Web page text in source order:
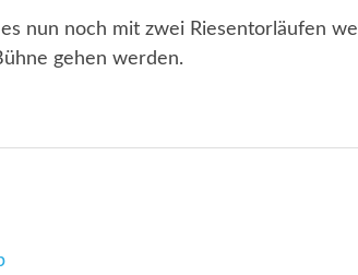
es nun noch mit zwei Riesentorläufen
gehen werden.